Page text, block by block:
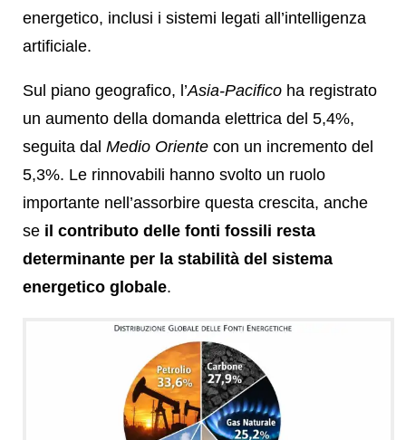
energetico, inclusi i sistemi legati all’intelligenza
artificiale.
Sul piano geografico, l’Asia-Pacifico ha registrato
un aumento della domanda elettrica del 5,4%,
seguita dal Medio Oriente con un incremento del
5,3%. Le rinnovabili hanno svolto un ruolo
importante nell’assorbire questa crescita, anche
se il contributo delle fonti fossili resta
determinante per la stabilità del sistema
energetico globale.